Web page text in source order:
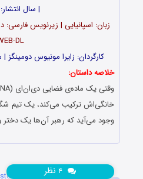
| سال انتشار:
DL
کارگردان: زایرا مونیوس دومینگز |
خلاصه داستان:
خانگی‌اش ترکیب می‌کند، یک تیم
وجود می‌آید که رهبر آن‌ها یک
دانلود فیلم خواهر دوم Second Sister 2025
نظر